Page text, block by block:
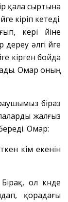
қала сыртына
кіріп кетеді.
кері үйіне
әлгі үйге
кірген бойда
Омар оның
біраз
жалғыз
Омар:
кім екенін
ол күнде
қорадағы